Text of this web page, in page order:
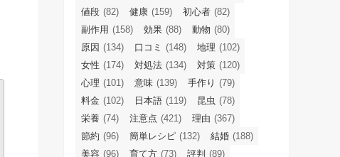
値段 (82) 健康 (159) 初心者 (82)
副作用 (158) 効果 (88) 動物 (80)
原因 (134) 口コミ (148) 地理 (102)
女性 (174) 対処法 (134) 対策 (120)
心理 (101) 意味 (139) 手作り (79)
料金 (102) 日本語 (119) 昆虫 (78)
栄養 (74) 注意点 (421) 理由 (367)
節約 (96) 簡単レシピ (132) 結婚 (188)
美容 (96) 育て方 (73) 評判 (89)